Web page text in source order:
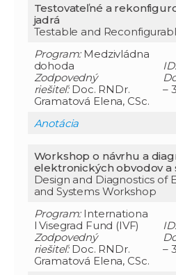
Testovateľné a
jadrá
Testable and
Program:Medzivládna
dohoda
Zodpovedný
riešiteľ:Doc. RNDr.
Gramatová Elena, CSc.
ID:
–
Anotácia
Workshop o návrhu a
elektronických obvodov a
Design and Diagnostics of
and Systems Workshop
Program:Internationa
l Visegrad Fund (IVF)
Zodpovedný
riešiteľ:Doc. RNDr.
Gramatová Elena, CSc.
ID:
–